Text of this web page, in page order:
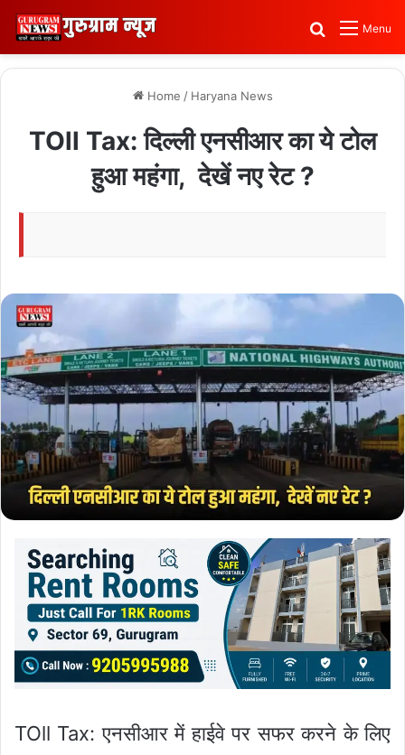
Menu
Search for
Home / Haryana News
TOll Tax: दिल्ली एनसीआर का ये टोल
हुआ महंगा, देखें नए रेट ?
TOll Tax: एनसीआर में हाईवे पर सफर करने के लिए